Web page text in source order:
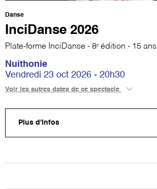
Danse
InciDanse 2026
Plate-forme InciDanse - 8ᵉ édition - 15 ans
Nuithonie
Vendredi 23 oct 2026 - 20h30
Voir les autres dates de ce spectacle
Plus d'infos